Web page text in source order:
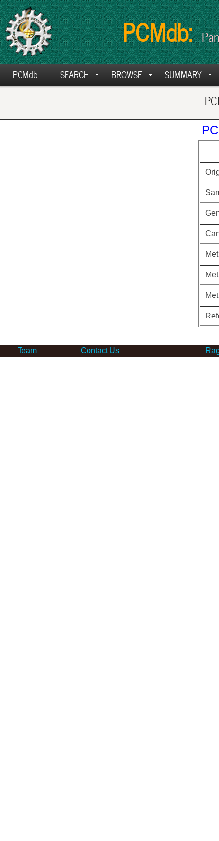
PCMdb:
PCMdb SEARCH BROWSE SUMMARY
Team Contact Us